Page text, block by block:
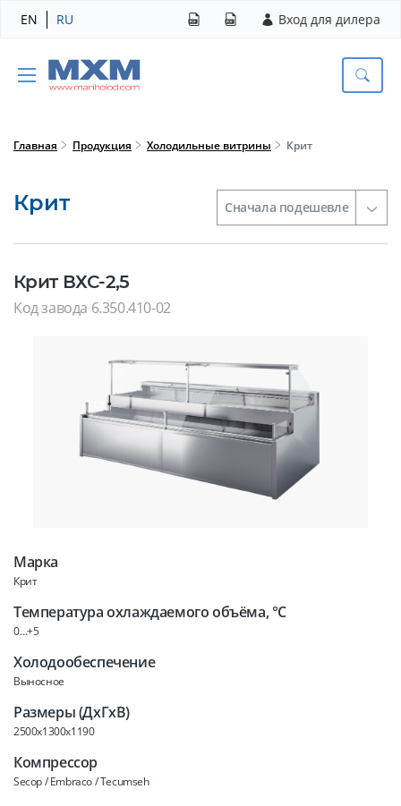
EN RU Вход для дилера
Главная Продукция Холодильные витрины Крит
Крит
Крит ВХС-2,5
Код завода 6.350.410-02
Марка
Крит
Температура охлаждаемого объёма, °C
0…+5
Холодообеспечение
Выносное
Размеры (ДхГхВ)
2500x1300x1190
Компрессор
Secop / Embraco / Tecumseh